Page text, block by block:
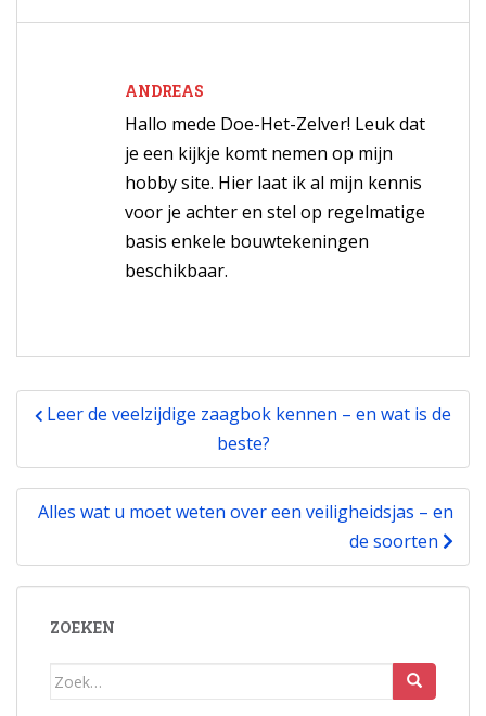
beste
de
doe-
het-
zelver
ANDREAS
Hallo mede Doe-Het-Zelver! Leuk dat
je een kijkje komt nemen op mijn
hobby site. Hier laat ik al mijn kennis
voor je achter en stel op regelmatige
basis enkele bouwtekeningen
beschikbaar.
Bericht
navigatie
Leer de veelzijdige zaagbok kennen – en wat is de
beste?
Alles wat u moet weten over een veiligheidsjas – en
de soorten
ZOEKEN
Zoek